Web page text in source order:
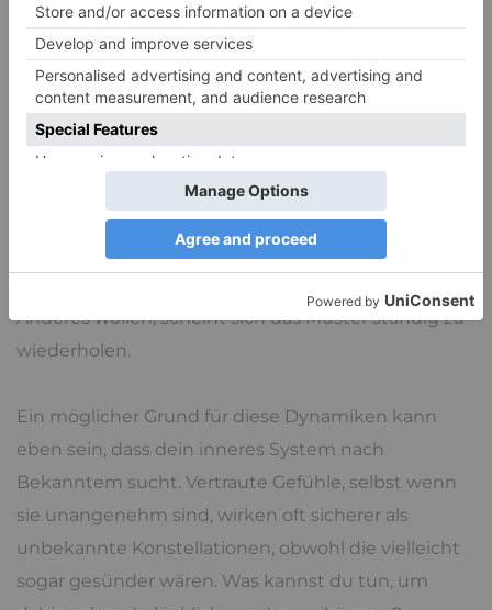
fällt dir auf, wie sehr deine Grenzen aufgeweicht
sind und du dich selbst aus dem Blick verloren hast.
Andere Charaktere, die Autonomie stark betonen,
fühlen sich womöglich stark verunsichert, sobald
Nähe entsteht, obwohl sie sich eine Beziehung
wünschen. Sie gehen in einen intimen Kontakt und
fliehen gleich darauf wieder. Für alle Facetten
sozialer Dynamiken gilt das Gleiche: Obwohl wir
Anderes wollen, scheint sich das Muster ständig zu
wiederholen.
Ein möglicher Grund für diese Dynamiken kann
eben sein, dass dein inneres System nach
Bekanntem sucht. Vertraute Gefühle, selbst wenn
sie unangenehm sind, wirken oft sicherer als
unbekannte Konstellationen, obwohl die vielleicht
sogar gesünder wären. Was kannst du tun, um